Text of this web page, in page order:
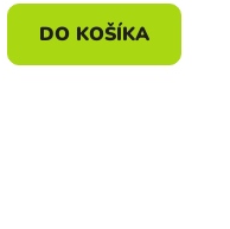
DO KOŠÍKA